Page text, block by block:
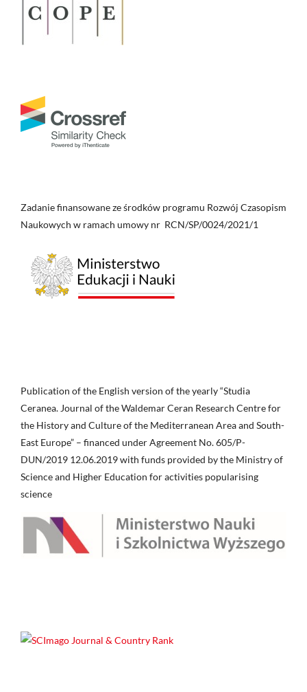
Zadanie finansowane ze środków programu Rozwój Czasopism
Naukowych w ramach umowy nr RCN/SP/0024/2021/1
Publication of the English version of the yearly “Studia
Ceranea. Journal of the Waldemar Ceran Research Centre for
the History and Culture of the Mediterranean Area and South-
East Europe” – financed under Agreement No. 605/P-
DUN/2019 12.06.2019 with funds provided by the Ministry of
Science and Higher Education for activities popularising
science